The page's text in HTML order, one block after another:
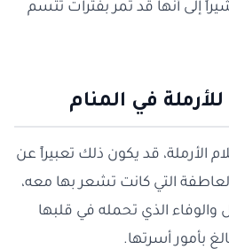
إلى أنها قد تمر بفترات تتسم
في المنام
الأرملة، قد يكون ذلك تعبيراً عن
التي كانت تشعر بها معه،
الذي تحمله في قلبها
بأمور أسرتها.